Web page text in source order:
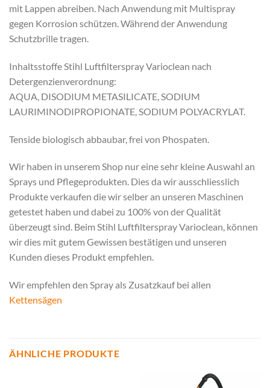
mit Lappen abreiben. Nach Anwendung mit Multispray
gegen Korrosion schützen. Während der Anwendung
Schutzbrille tragen.
Inhaltsstoffe Stihl Luftfilterspray Varioclean nach
Detergenzienverordnung:
AQUA, DISODIUM METASILICATE, SODIUM
LAURIMINODIPROPIONATE, SODIUM POLYACRYLAT.
Tenside biologisch abbaubar, frei von Phospaten.
Wir haben in unserem Shop nur eine sehr kleine Auswahl an
Sprays und Pflegeprodukten. Dies da wir ausschliesslich
Produkte verkaufen die wir selber an unseren Maschinen
getestet haben und dabei zu 100% von der Qualität
überzeugt sind. Beim Stihl Luftfilterspray Varioclean, können
wir dies mit gutem Gewissen bestätigen und unseren
Kunden dieses Produkt empfehlen.
Wir empfehlen den Spray als Zusatzkauf bei allen
Kettensägen
ÄHNLICHE PRODUKTE